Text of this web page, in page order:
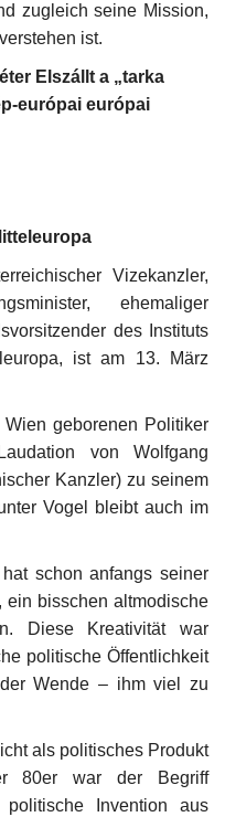
zugleich seine Mission,
ist.
Elszállt a „tarka
európai európai
Vizekanzler,
ehemaliger
des Instituts
ist am 13. März
geborenen Politiker
von Wolfgang
Kanzler) zu seinem
Vogel bleibt auch im
schon anfangs seiner
ein bisschen altmodische
Diese Kreativität war
politische Öffentlichkeit
Wende – ihm viel zu
als politisches Produkt
80er war der Begriff
politische Invention aus